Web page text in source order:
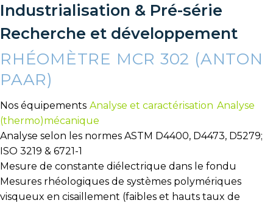
Industrialisation & Pré-série
Recherche et développement
RHÉOMÈTRE MCR 302 (ANTON
PAAR)
Nos équipements Analyse et caractérisation Analyse
(thermo)mécanique
Analyse selon les normes ASTM D4400, D4473, D5279;
ISO 3219 & 6721-1
Mesure de constante diélectrique dans le fondu
Mesures rhéologiques de systèmes polymériques
visqueux en cisaillement (faibles et hauts taux de